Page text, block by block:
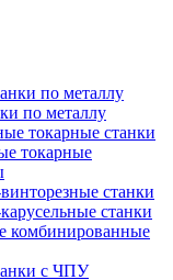
по металлу
токарные станки
токарные
станки
станки
комбинированные